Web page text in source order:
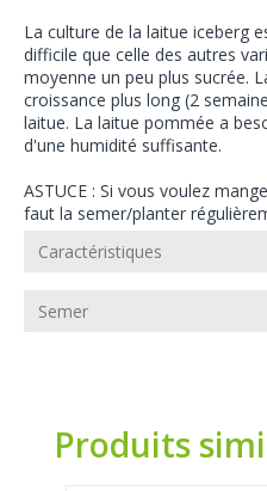
La culture de la laitue iceberg
difficile que celle des autres
moyenne un peu plus sucrée.
croissance plus long (2
laitue. La laitue pommée a
d'une humidité suffisante.
ASTUCE : Si vous voulez
faut la semer/planter
Caractéristiques
Semer
Produits